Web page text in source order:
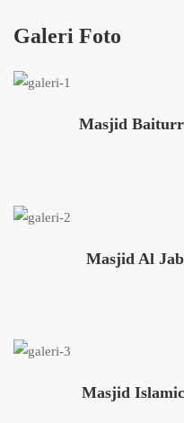
Galeri Foto
Masjid
Masjid Al
Masjid